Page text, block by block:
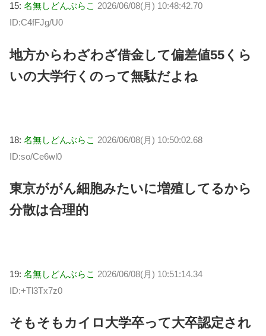
15: 名無しどんぶらこ 2026/06/08(月) 10:48:42.70
ID:C4fFJg/U0
地方からわざわざ借金して偏差値55くら
いの大学行くのって無駄だよね
18: 名無しどんぶらこ 2026/06/08(月) 10:50:02.68
ID:so/Ce6wl0
東京ががん細胞みたいに増殖してるから
分散は合理的
19: 名無しどんぶらこ 2026/06/08(月) 10:51:14.34
ID:+Tl3Tx7z0
そもそもカイロ大学卒って大卒認定され